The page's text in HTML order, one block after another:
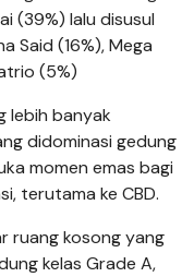
(39%) lalu disusul
Said (16%), Mega
(5%)
lebih banyak
didominasi gedung
momen emas bagi
terutama ke CBD.
ruang kosong yang
kelas Grade A,